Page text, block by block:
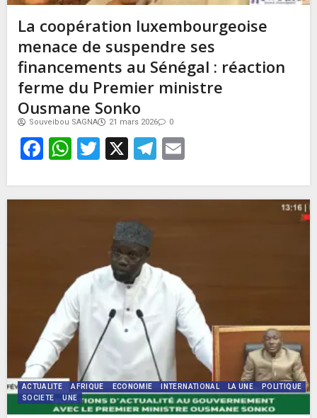
La coopération luxembourgeoise
menace de suspendre ses
financements au Sénégal : réaction
ferme du Premier ministre
Ousmane Sonko
Souveibou SAGNA 21 mars 2026 0
Facebook
WhatsApp
Twitter
X Telegram
ACTUALITE AFRIQUE ECONOMIE INTERNATIONAL LA UNE
POLITIQUE
SOCIETE
UNE